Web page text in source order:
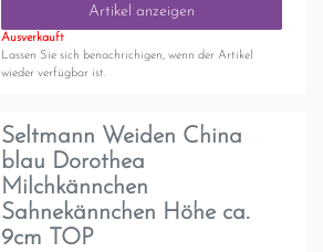
Artikel anzeigen
Ausverkauft
Lassen Sie sich benachrichigen, wenn der Artikel
wieder verfügbar ist.
Seltmann Weiden China
blau Dorothea
Milchkännchen
Sahnekännchen Höhe ca.
9cm TOP